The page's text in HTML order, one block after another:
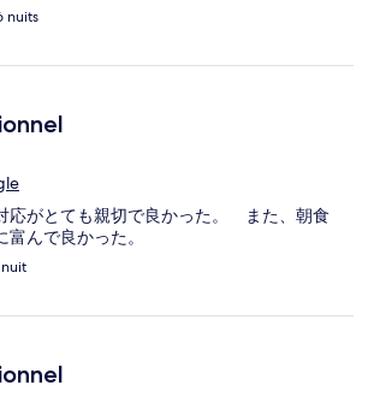
nuits
応がとても親切で良かった。 また、朝食
んで良かった。
nuit